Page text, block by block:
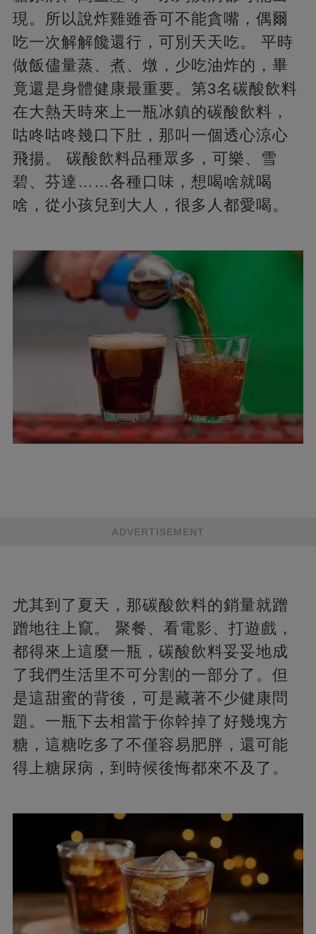
現。所以說炸雞雖香可不能貪嘴，偶爾
吃一次解解饞還行，可別天天吃。 平時
做飯儘量蒸、煮、燉，少吃油炸的，畢
竟還是身體健康最重要。第3名碳酸飲料
在大熱天時來上一瓶冰鎮的碳酸飲料，
咕咚咕咚幾口下肚，那叫一個透心涼心
飛揚。 碳酸飲料品種眾多，可樂、雪
碧、芬達……各種口味，想喝啥就喝
啥，從小孩兒到大人，很多人都愛喝。
ADVERTISEMENT
尤其到了夏天，那碳酸飲料的銷量就蹭
蹭地往上竄。 聚餐、看電影、打遊戲，
都得來上這麼一瓶，碳酸飲料妥妥地成
了我們生活里不可分割的一部分了。但
是這甜蜜的背後，可是藏著不少健康問
題。一瓶下去相當于你幹掉了好幾塊方
糖，這糖吃多了不僅容易肥胖，還可能
得上糖尿病，到時候後悔都來不及了。